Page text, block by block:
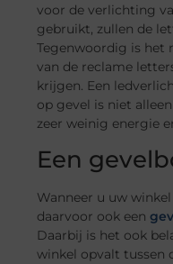
voor de verlichting
gebruikt, zullen de
Tegenwoordig is het
van de reclame
krijgen. Een
op gevel is niet
zeer weinig energie
Een
Wanneer u uw
daarvoor ook een
Daarbij is het ook
winkel opvalt tussen